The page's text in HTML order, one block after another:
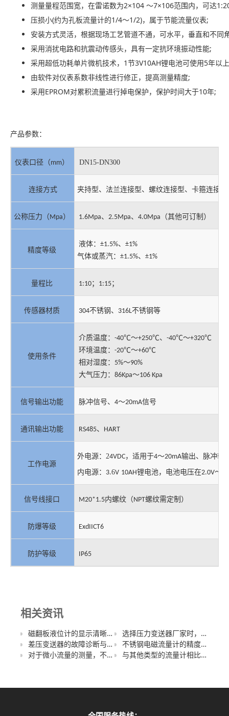
测量量程范围宽，在雷诺数为2×104 ～7×106范围内，可达
压损小(约为孔板流量计的1/4～1/2)，属于节能流量仪表;
安装方式灵活，根据现场工艺管道不通，可水平，垂直和不同
采用消扰电路和抗震动传感头，具有一定抗环境振动性能;
采用超低功耗单片微机技术，1节3V10AH锂电池可使用5年以
由软件对仪表系数非线性进行修正，提高测量精度;
采用EPROM对累积流量进行掉电保护，保护时间大于10年;
产品参数：
仪表口径（mm） DN15-DN300
连接方式 夹持型、 法兰连接型、螺纹连接型、卡箍连接
公称压力（Mpa） 1.6Mpa、 2.5Mpa、 4.0Mpa （其他可订制）
精度等级
液体： ±1.5%、 ±1%
气体或蒸汽： ±1.5%、 ±1%
量程比 1:10； 1:15；
传感器材质 304不锈钢、 316L不锈钢等
使用条件
介质温度： -40℃～+250℃、 -40℃～+320℃
环境温度： -20℃～+60℃
相对湿度： 5%～90%
大气压力： 86Kpa～106 Kpa
信号输出功能 脉冲信号、 4～20mA信号
通讯输出功能 RS485、 HART
工作电源
外电源： 24VDC，适用于4～20mA输出、脉冲输
内电源： 3.6V 10AH锂电池，电池电压在2.0V～
信号线接口 M20*1.5内螺纹 （NPT螺纹需定制 ）
防爆等级 ExdIICT6
防护等级 IP65
相关资讯
磁翻板液位计的显示清晰度在不同光照条件下如何保障？
选择压力变送器厂家时，如何平衡产品质量和价格？
差压变送器的故障诊断与维护：常见故障原因、诊断方法和维护技巧
不锈钢电磁流量计的精度如何保证？误差范围是多少？
对于微小流量的测量，不锈钢电磁流量计是否适用？精度如何？
与其他类型的流量计相比，涡轮流量计的优势和劣势分别是什么？在什么情况下更适合选择涡轮流量计？